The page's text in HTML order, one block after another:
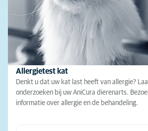
Allergietest kat
Denkt u dat uw kat last heeft van allergie?
onderzoeken bij uw AniCura dierenarts.
informatie over allergie en de behandeling.